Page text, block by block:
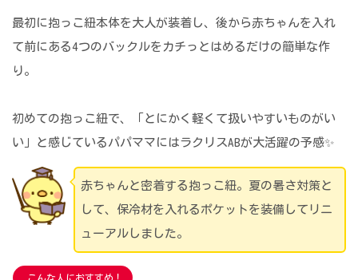
最初に抱っこ紐本体を大人が装着し、後から赤ちゃんを入れ
て前にある4つのバックルをカチっとはめるだけの簡単な作
り。
初めての抱っこ紐で、「とにかく軽くて扱いやすいものがい
い」と感じているパパママにはラクリスABが大活躍の予感✨
赤ちゃんと密着する抱っこ紐。夏の暑さ対策と
して、保冷材を入れるポケットを装備してリニ
ューアルしました。
こんな人におすすめ！